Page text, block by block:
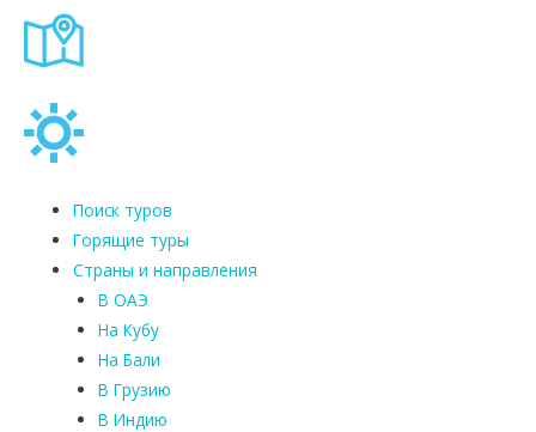
Поиск туров
Горящие туры
Страны и направления
В ОАЭ
На Кубу
На Бали
В Грузию
В Индию